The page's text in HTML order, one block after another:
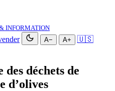
INFORMATION
A− A+
🇺🇸
déchets de
d’olives